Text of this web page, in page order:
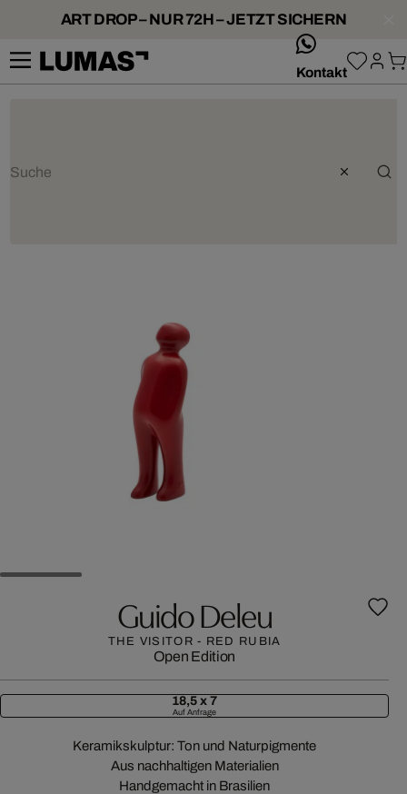
ART DROP – NUR 72H – JETZT SICHERN
Kontakt
Guido Deleu
THE VISITOR - RED RUBIA
Open Edition
18,5 x 7
Auf Anfrage
Keramikskulptur: Ton und Naturpigmente
Aus nachhaltigen Materialien
Handgemacht in Brasilien